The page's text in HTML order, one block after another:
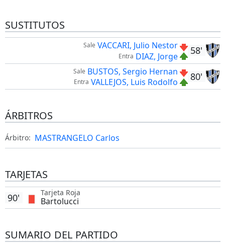
SUSTITUTOS
58'
Sale VACCARI, Julio Nestor
Entra DIAZ, Jorge
80'
Sale BUSTOS, Sergio Hernan
Entra VALLEJOS, Luis Rodolfo
ÁRBITROS
Árbitro: MASTRANGELO Carlos
TARJETAS
Tarjeta Roja
Bartolucci
90'
SUMARIO DEL PARTIDO